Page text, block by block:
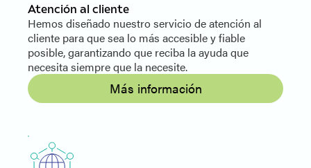
Atención al cliente
Hemos diseñado nuestro servicio de atención al
cliente para que sea lo más accesible y fiable
posible, garantizando que reciba la ayuda que
necesita siempre que la necesite.
Más información